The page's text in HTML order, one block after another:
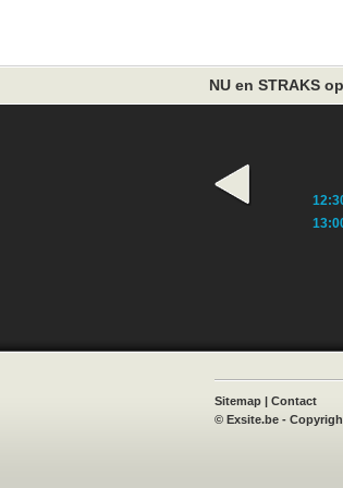
NU en STRAKS
Sitemap | Contact
© Exsite.be -